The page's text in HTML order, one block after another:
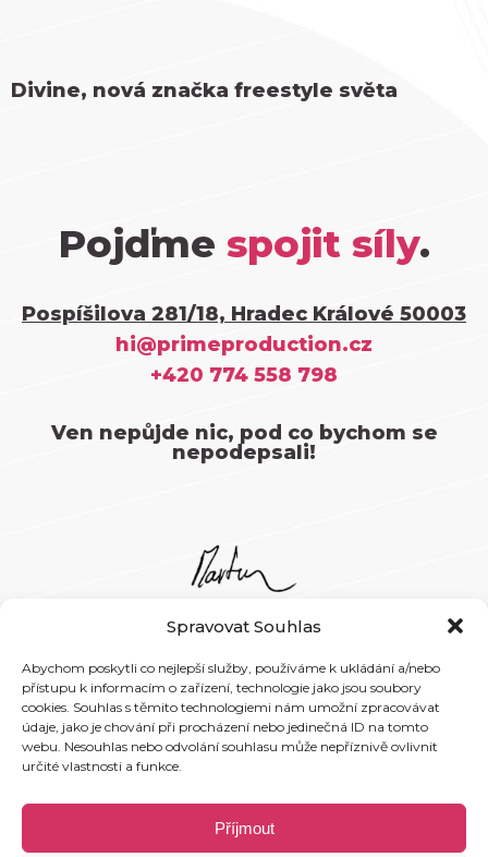
Spravovat Souhlas
Abychom poskytli co nejlepší služby, používáme k ukládání a/nebo
přístupu k informacím o zařízení, technologie jako jsou soubory
cookies. Souhlas s těmito technologiemi nám umožní zpracovávat
údaje, jako je chování při procházení nebo jedinečná ID na tomto
webu. Nesouhlas nebo odvolání souhlasu může nepříznivě ovlivnit
určité vlastnosti a funkce.
Příjmout
Divine, nová značka freestyle světa
Pojďme spojit síly.
Pospíšilova 281/18, Hradec Králové 50003
hi@primeproduction.cz
+420 774 558 798
Ven nepůjde nic, pod co bychom se
nepodepsali!
martin@primeproduction.cz
+420 774 558 798